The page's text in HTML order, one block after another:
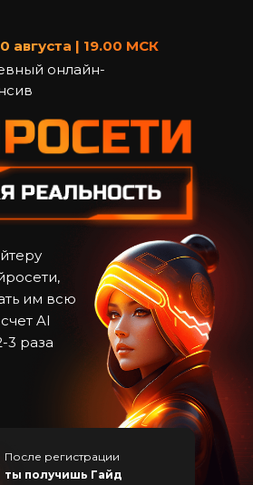
августа | 19.00 МСК
онлайн-
После регистрации
ты получишь Гайд
им всю
AI
3 раза